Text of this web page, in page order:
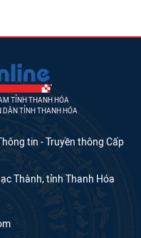
TỈNH THANH HÓA
DÂN TỈNH THANH HÓA
tin - Truyền thông Cấp
Thành, tỉnh Thanh Hóa